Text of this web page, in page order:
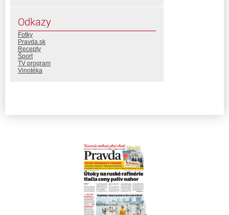
Odkazy
Fotky
Pravda.sk
Recepty
Šport
TV program
Vinotéka